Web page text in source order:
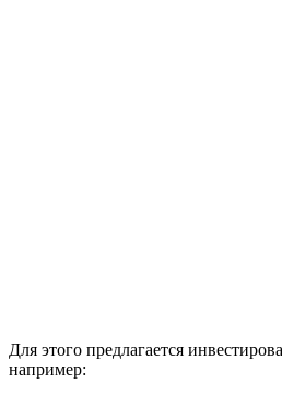
Для этого предлагается
например: